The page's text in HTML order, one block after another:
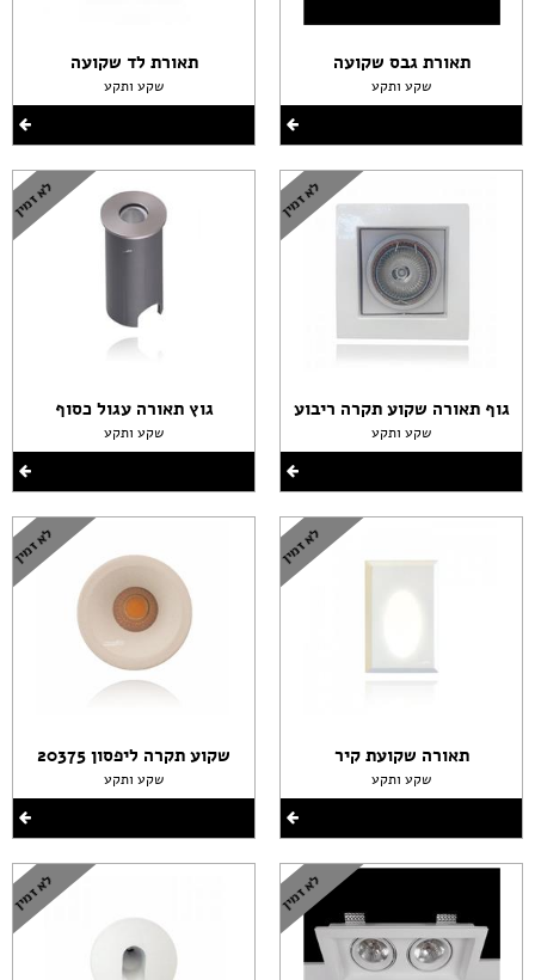
תאורת גבס שקועה
שקע ותקע
גוף תאורה שקוע תקרה ריבוע
שקע ותקע
תאורה שקועת קיר
שקע ותקע
תאורת לד שקועה
שקע ותקע
גוץ תאורה עגול כסוף
שקע ותקע
שקוע תקרה ליפסון 20375
שקע ותקע